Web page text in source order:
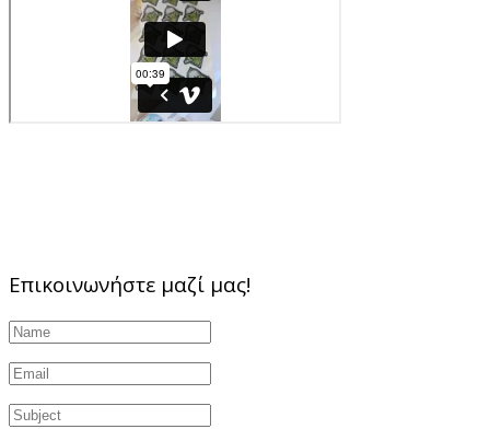
Επικοινωνήστε μαζί μας!